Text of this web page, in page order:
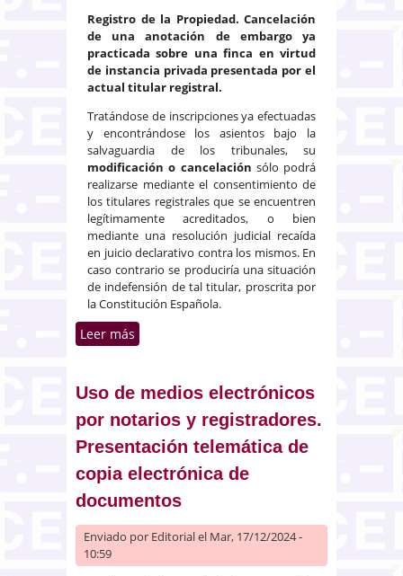
Registro de la Propiedad. Cancelación
de una anotación de embargo ya
practicada sobre una finca en virtud
de instancia privada presentada por el
actual titular registral.
Tratándose de inscripciones ya efectuadas
y encontrándose los asientos bajo la
salvaguardia de los tribunales, su
modificación o cancelación sólo podrá
realizarse mediante el consentimiento de
los titulares registrales que se encuentren
legítimamente acreditados, o bien
mediante una resolución judicial recaída
en juicio declarativo contra los mismos. En
caso contrario se produciría una situación
de indefensión de tal titular, proscrita por
la Constitución Española.
Leer más
Uso de medios electrónicos
por notarios y registradores.
Presentación telemática de
copia electrónica de
documentos
Enviado por Editorialel Mar, 17/12/2024 -
10:59